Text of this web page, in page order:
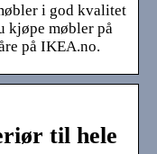
i god kvalitet
kjøpe møbler på
på IKEA.no.
til hele